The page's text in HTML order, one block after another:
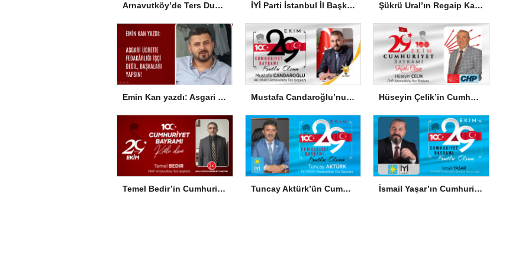
Arnavutköy’de Ters Dubleks Tamam, Sıra Çatı Katta İYİ Parti İstanbul İl Başkanı Yücel Coşkun’dan Türk Milletine Kararlılık Mesajı Şükrü Ural’ın Regaip Kandili Mesajı
Emin Kan yazdı: Asgari ücrette fedakârlığı işçi değil, başkaları yapsın! Mustafa Candaroğlu’nun Cumhuriyet Bayramı Mesajı Hüseyin Çelik’in Cumhuriyet Bayramı Mesajı
Temel Bedir’in Cumhuriyet Bayramı Mesajı Tuncay Aktürk’ün Cumhuriyet Bayramı Mesajı İsmail Yaşar’ın Cumhuriyet Bayramı Mesajı